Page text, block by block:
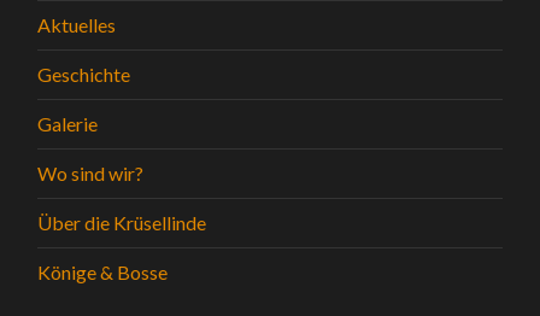
Aktuelles
Geschichte
Galerie
Wo sind wir?
Über die Krüsellinde
Könige & Bosse